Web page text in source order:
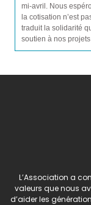
mi-avril. Nous
la cotisation n’est
traduit la solidarité
soutien à nos
L’Association a
valeurs que nous
d’aider les